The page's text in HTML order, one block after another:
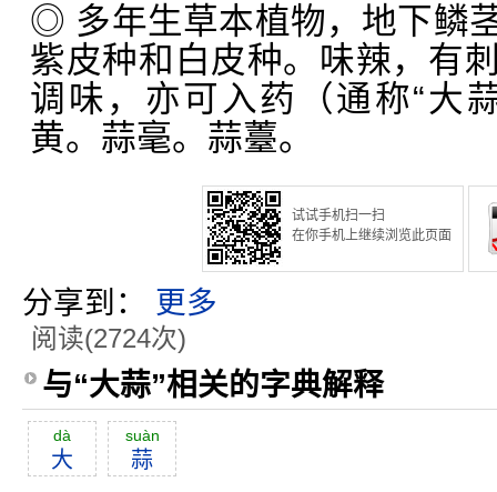
◎ 多年生草本植物，地下鳞
紫皮种和白皮种。味辣，有
调味，亦可入药（通称“大
黄。蒜毫。蒜薹。
试试手机扫一扫
在你手机上继续浏览此页面
分享到： 更多
阅读(2724次)
与“大蒜”相关的字典解释
dà
大
suàn
蒜